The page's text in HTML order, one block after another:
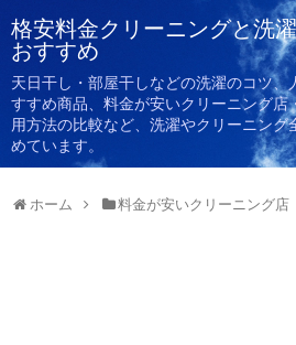
格安料金クリーニングと洗
おすすめ
天日干し・部屋干しなどの洗濯のコツ、
すすめ商品、料金が安いクリーニング店
用方法の比較など、洗濯やクリーニング
めています。
ホーム 料金が安いクリーニング店